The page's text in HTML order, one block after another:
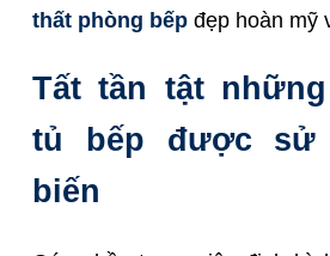
thất phòng bếp đẹp hoàn mỹ
Tất tần tật
tủ bếp được sử
biến